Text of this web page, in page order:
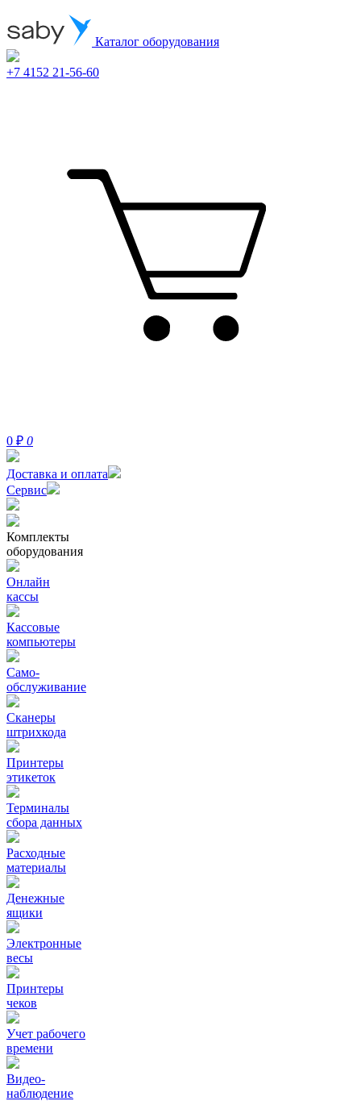
Каталог оборудования
+7 4152 21-56-60
0 ₽ 0
Доставка и оплата
Сервис
Комплекты
оборудования
Онлайн
кассы
Кассовые
компьютеры
Само-
обслуживание
Сканеры
штрихкода
Принтеры
этикеток
Терминалы
сбора данных
Расходные
материалы
Денежные
ящики
Электронные
весы
Принтеры
чеков
Учет рабочего
времени
Видео‑
наблюдение